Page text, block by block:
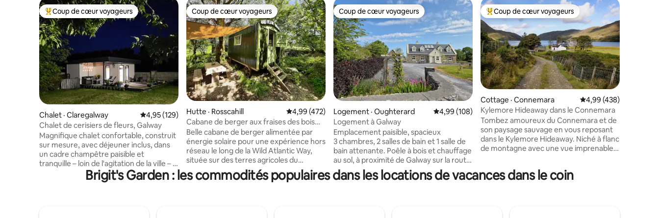
Coup de cœur voyageurs parmi les plus aimés
Coup de cœur voyageurs
Chalet · Claregalway Note moyenne de 4,95 sur 5, 129 commentaires
4,95 (129)
Chalet de cerisiers de fleurs, Galway
Magnifique chalet confortable, construit
sur mesure, avec déjeuner inclus, dans
un cadre champêtre paisible et
tranquille – loin de l'agitation de la ville – à
5 minutes de Corrandulla, du village de
Claregalway et de l'embarcadère
Coup de cœur voyageurs
Coup de cœur voyageurs
Hutte · Rosscahill Note moyenne de 4,99 sur 5, 472 commentaires
4,99 (472)
Cabane de berger aux fraises des bois
avec jacuzzi
Belle cabane de berger alimentée par
énergie solaire pour une expérience hors
réseau le long de la Wild Atlantic Way,
située sur des terres agricoles du
Connemara, à 20 minutes de la ville de
Galway et à 10 minutes d'Oughterard et
Coup de cœur voyageurs
Coup de cœur voyageurs
Logement · Oughterard Note moyenne de 4,99 sur 5, 108 commentaires
4,99 (108)
Logement à Galway
Emplacement paisible, spacieux
3 chambres, 2 salles de bain et 1 salle de
bain attenante. Poêle à bois et chauffage
au sol, à proximité de Galway sur la route
du magnifique Connemara. Cette
maison lumineuse et élégante est le
Coup de cœur voyageurs parmi les plus aimés
Coup de cœur voyageurs
Cottage · Connemara Note moyenne de
4,99 (438)
Kylemore Hideaway dans le Connemara
Tombez amoureux du Connemara et de
son paysage sauvage en vous reposant
dans le Kylemore Hideaway. Niché à flanc
de montagne avec une vue imprenable
d'être dans un endroit spécial. Écoutez la
Brigit's Garden : les commodités populaires dans les locations de vacances dans le coin